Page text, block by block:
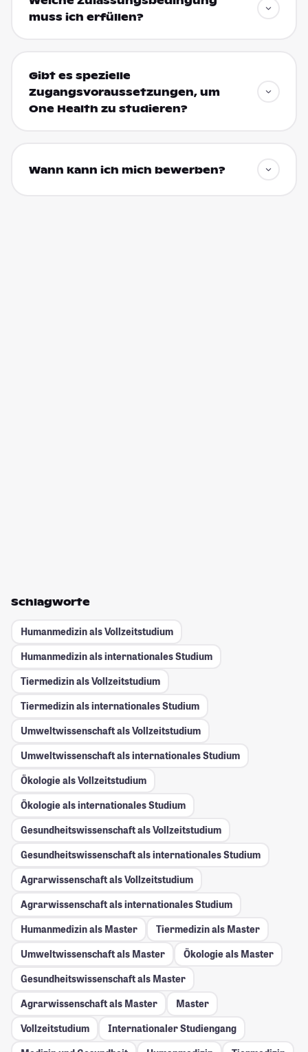
muss ich erfüllen?
Gibt es spezielle
Zugangsvoraussetzungen, um
One Health zu studieren?
Wann kann ich mich bewerben?
Schlagworte
Humanmedizin als Vollzeitstudium
Humanmedizin als internationales Studium
Tiermedizin als Vollzeitstudium
Tiermedizin als internationales Studium
Umweltwissenschaft als Vollzeitstudium
Umweltwissenschaft als internationales Studium
Ökologie als Vollzeitstudium
Ökologie als internationales Studium
Gesundheitswissenschaft als Vollzeitstudium
Gesundheitswissenschaft als internationales Studium
Agrarwissenschaft als Vollzeitstudium
Agrarwissenschaft als internationales Studium
Humanmedizin als Master
Tiermedizin als Master
Umweltwissenschaft als Master
Ökologie als Master
Gesundheitswissenschaft als Master
Agrarwissenschaft als Master
Master
Vollzeitstudium
Internationaler Studiengang